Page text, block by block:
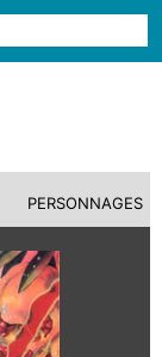
PERSONNAGES